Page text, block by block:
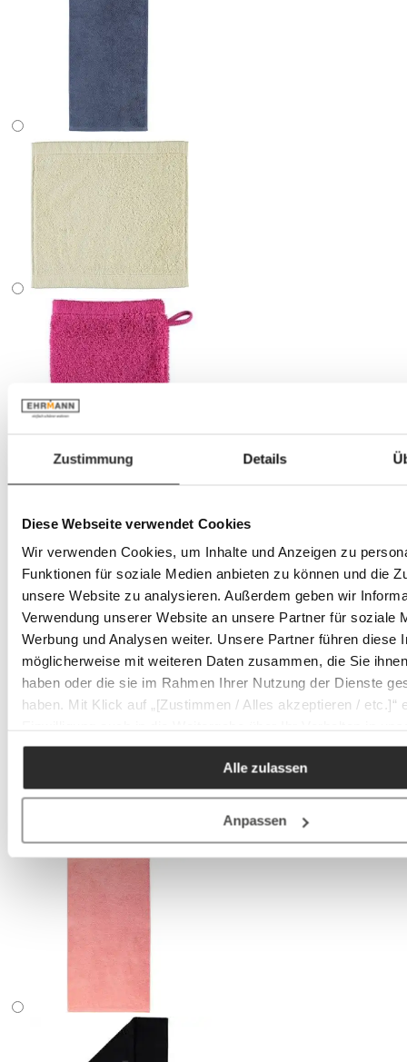
Zustimmung Details
Diese Webseite verwendet Cookies
Wir verwenden Cookies, um Inhalte und Anzeigen zu
Funktionen für soziale Medien anbieten zu können und die
unsere Website zu analysieren. Außerdem geben wir
Verwendung unserer Website an unsere Partner für soziale
Werbung und Analysen weiter. Unsere Partner führen diese
möglicherweise mit weiteren Daten zusammen, die Sie
haben oder die sie im Rahmen Ihrer Nutzung der Dienste
haben. Mit Klick auf „[Zustimmen / Alles akzeptieren / etc.]“
unseren Partner, die shopware AG (Ebbinghoff 10, 48624
Deutschland), die diese Daten Ihnen nicht persönlich
aber zu eigenen Zwecken (z.B. Produktverbesserungen,
Marktverhaltensanalysen) verarbeiten darf.
Alle zulassen
Anpassen